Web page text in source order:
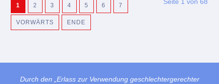
1 2 3 4 5 6 7
VORWÄRTS ENDE
Durch den „Erlass zur Verwendung geschlechtergerechter